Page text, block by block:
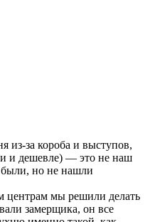
из-за короба и выступов,
и дешевле) — это не наш
но не нашли
центрам мы решили делать
замерщика, он все